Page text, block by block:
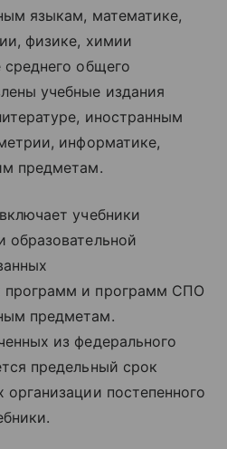
языкам, математике,
физике, химии
общего
учебные издания
иностранным
информатике,
предметам.
учебники
образовательной
программ и программ СПО
предметам.
из федерального
предельный срок
организации постепенного